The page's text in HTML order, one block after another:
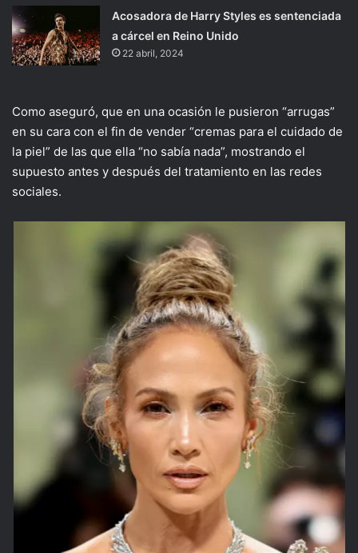
Acosadora de Harry Styles es sentenciada
a cárcel en Reino Unido
22 abril, 2024
Como aseguró, que en una ocasión le pusieron “arrugas”
en su cara con el fin de vender “cremas para el cuidado de
la piel” de las que ella “no sabía nada”, mostrando el
supuesto antes y después del tratamiento en las redes
sociales.